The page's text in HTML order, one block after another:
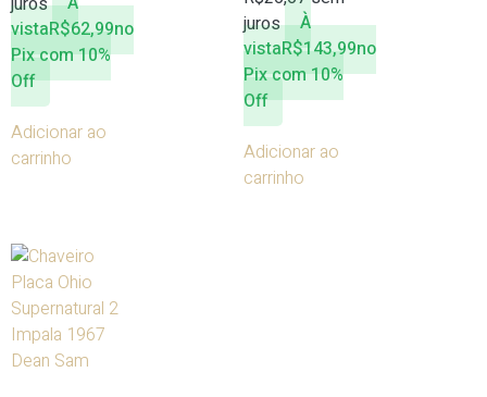
vistaR$62,99no
Pix com 10%
Off
Adicionar ao
carrinho
juros
À
vistaR$143,99no
Pix com 10%
Off
Adicionar ao
carrinho